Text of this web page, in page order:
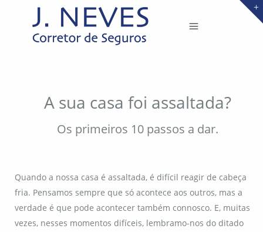
A sua casa foi assaltada?
Os primeiros 10 passos a dar.
Quando a nossa casa é assaltada, é difícil reagir de cabeça
fria. Pensamos sempre que só acontece aos outros, mas a
verdade é que pode acontecer também connosco. E, muitas
vezes, nesses momentos difíceis, lembramo-nos do ditado